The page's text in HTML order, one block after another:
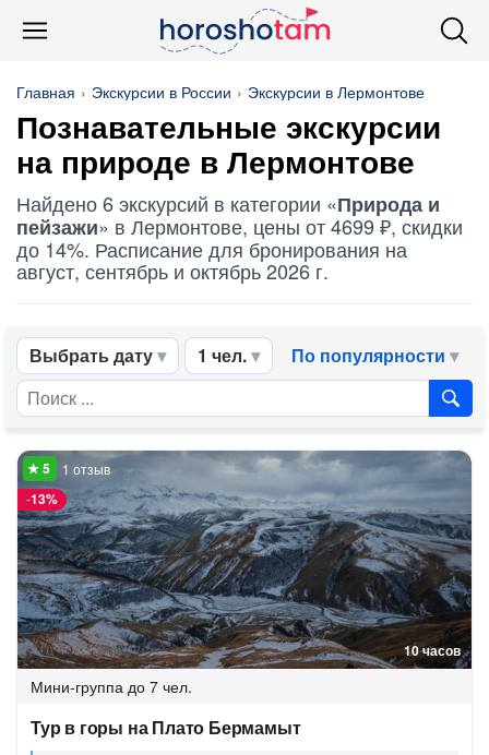
Главная Экскурсии в России Экскурсии в Лермонтове
Познавательные экскурсии
на природе в Лермонтове
Найдено 6 экскурсий в категории «Природа и
пейзажи» в Лермонтове, цены от 4699 ₽, скидки
до 14%. Расписание для бронирования на
август, сентябрь и октябрь 2026 г.
Выбрать дату 1 чел. По популярности
10 часов
-13%
1 отзыв
Мини-группа до 7 чел.
Тур в горы на Плато Бермамыт